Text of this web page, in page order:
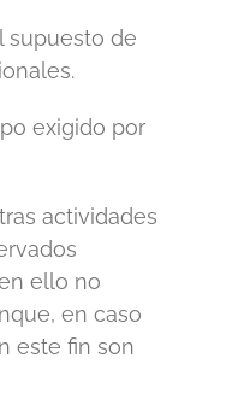
supuesto de
exigido por
actividades
ello no
en caso
este fin son